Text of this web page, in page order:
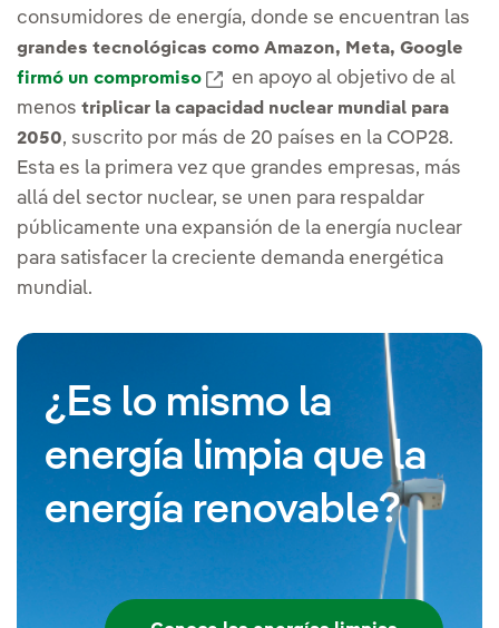
consumidores de energía, donde se encuentran las
grandes tecnológicas como Amazon, Meta, Google
firmó un compromiso
Enlace externo, se abre en
en apoyo al objetivo de al
menos triplicar la capacidad nuclear mundial para
2050, suscrito por más de 20 países en la COP28.
Esta es la primera vez que grandes empresas, más
allá del sector nuclear, se unen para respaldar
públicamente una expansión de la energía nuclear
para satisfacer la creciente demanda energética
mundial.
¿Es lo mismo la
energía limpia que la
energía renovable?